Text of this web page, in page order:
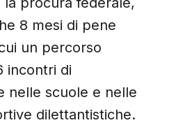
8 mesi di pene
un percorso
incontri di
nelle scuole e nelle
dilettantistiche.